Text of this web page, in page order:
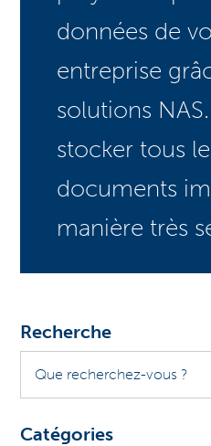
données de
entreprise
solutions
stocker tous
documents
manière très
Recherche
recherchez-
vous
Catégories